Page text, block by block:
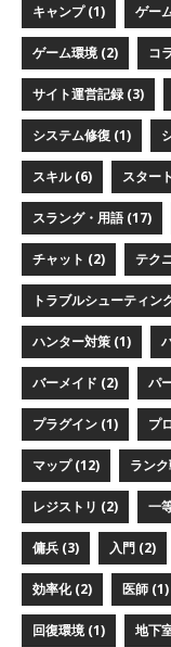
キャンプ (1) ゲー
ゲーム環境 (2) コ
サイト運営記録 (3)
システム修復 (1)
スキル (6) スター
スラング・用語 (17)
チャット (2) テク
トラブルシューティン
ハンター対策 (1)
バーメイド (2) パ
プラグイン (1) プ
マップ (12) ラン
レジストリ (2) 一
傭兵 (3) 入門 (2)
効率化 (2) 医師 (1)
回復環境 (1) 地下